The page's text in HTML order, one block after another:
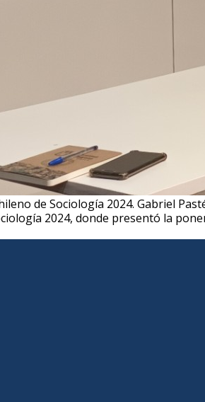
de Sociología 2024. Gabriel
2024, donde presentó la